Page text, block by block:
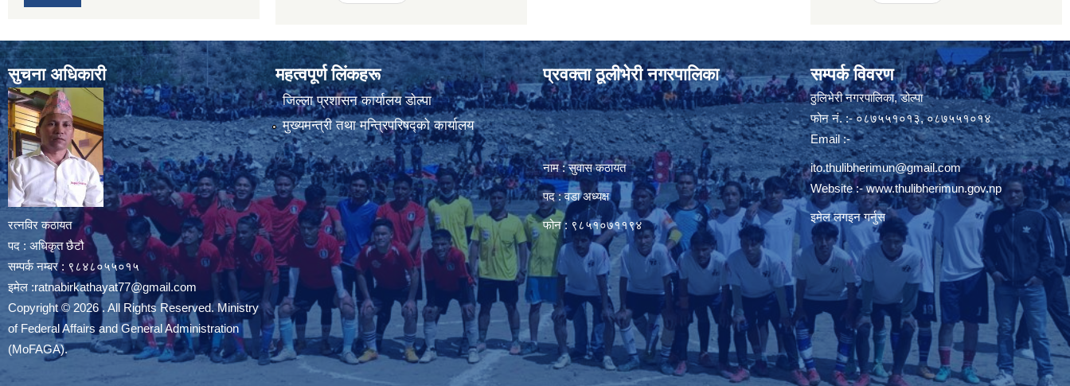
सुचना अधिकारी
रत्नविर कठायत
पद : अधिकृत छैटौ
सम्पर्क नम्बर : ९८४८०५५०१५
इमेल :ratnabirkathayat77@gmail.com
Copyright © 2026 . All Rights Reserved. Ministry
of Federal Affairs and General Administration
(MoFAGA).
महत्वपूर्ण लिंकहरू
जिल्ला प्रशासन कार्यालय डाेल्पा
मुख्यमन्त्री तथा मन्त्रिपरिषद्को कार्यालय
प्रवक्ता ठूलीभेरी नगरपालिका
नाम : सुवास कठायत
पद : वडा अध्यक्ष
फोन : ९८५१०७११९४
सम्पर्क विवरण
ठुलिभेरी नगरपालिका, डोल्पा
फोन नं. :- ०८७५५१०१३, ०८७५५१०१४
Email :-
ito.thulibherimun@gmail.com
Website :-www.thulibherimun.gov.np
इमेल लगइन गर्नुस